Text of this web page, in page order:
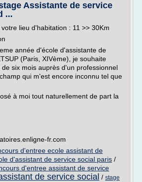
Assistante de service
...
lieu d'habitation : 11 >> 30Km
année d'école d'assistante de
(Paris, XIVème), je souhaite
six mois auprès d'un professionnel
qui m'est encore inconnu tel que
à moi tout naturellement de part la
fr.com
d'entree ecole assistant de
d'assistant de service social paris /
d'entree assistant de service
de service social / stage